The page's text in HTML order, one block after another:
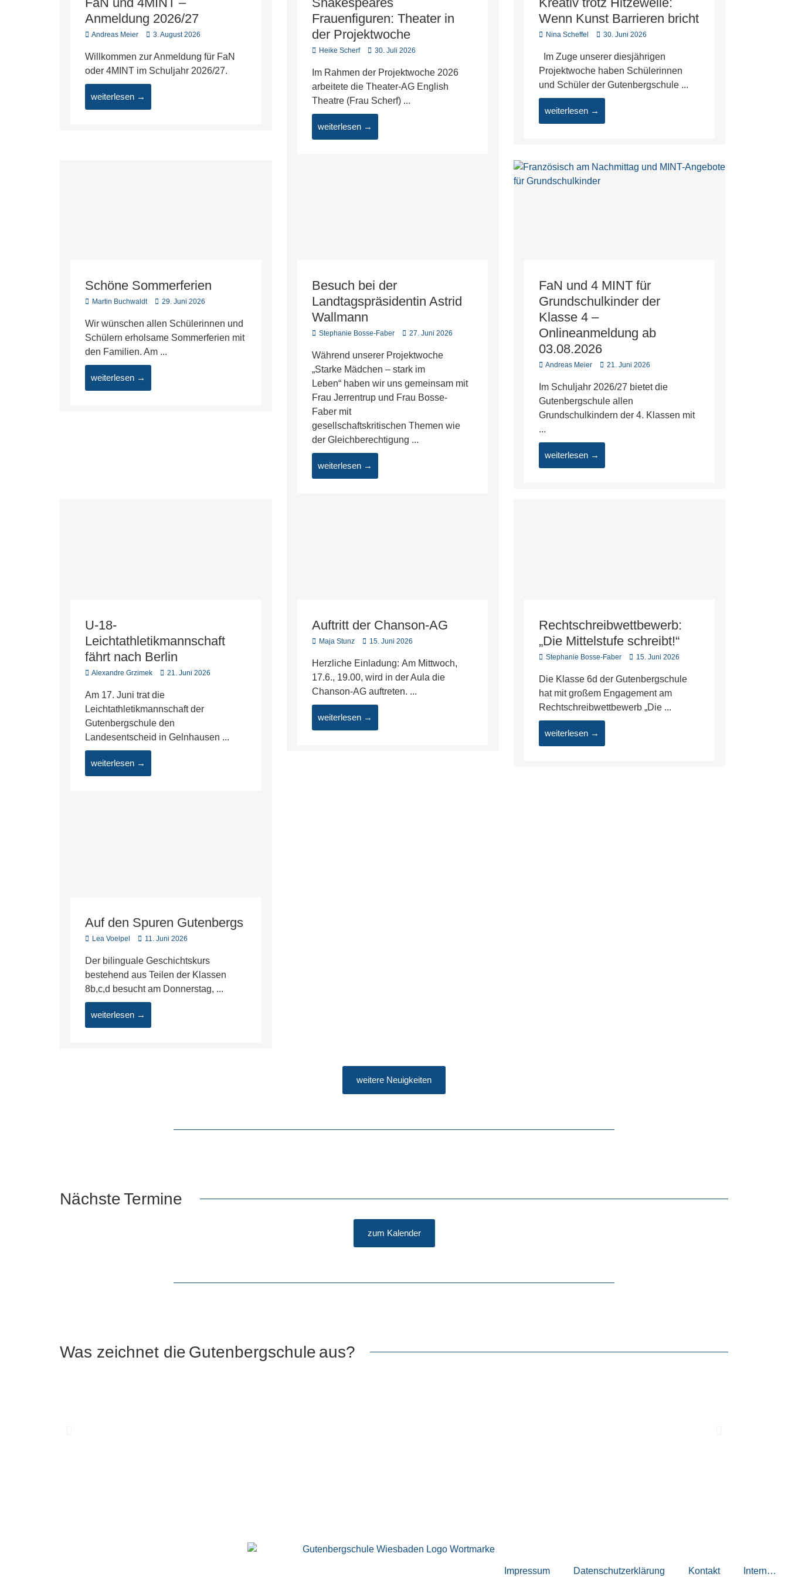
Anmeldung 2026/27
Andreas Meier 3. August 2026
Willkommen zur Anmeldung für FaN
oder 4MINT im Schuljahr 2026/27.
weiterlesen →
Frauenfiguren: Theater in
der Projektwoche
Heike Scherf 30. Juli 2026
Im Rahmen der Projektwoche 2026
arbeitete die Theater-AG English
Theatre (Frau Scherf) ...
weiterlesen →
Wenn Kunst Barrieren bricht
Nina Scheffel 30. Juni 2026
Im Zuge unserer diesjährigen
Projektwoche haben Schülerinnen
und Schüler der Gutenbergschule ...
weiterlesen →
Schöne Sommerferien
Martin Buchwaldt 29. Juni 2026
Wir wünschen allen Schülerinnen und
Schülern erholsame Sommerferien mit
den Familien. Am ...
weiterlesen →
Besuch bei der
Landtagspräsidentin Astrid
Wallmann
Stephanie Bosse-Faber 27. Juni 2026
Während unserer Projektwoche
„Starke Mädchen – stark im
Leben“ haben wir uns gemeinsam mit
Frau Jerrentrup und Frau Bosse-
Faber mit
gesellschaftskritischen Themen wie
der Gleichberechtigung ...
weiterlesen →
FaN und 4 MINT für
Grundschulkinder der
Klasse 4 –
Onlineanmeldung ab
03.08.2026
Andreas Meier 21. Juni 2026
Im Schuljahr 2026/27 bietet die
Gutenbergschule allen
Grundschulkindern der 4. Klassen mit
...
weiterlesen →
U-18-
Leichtathletikmannschaft
fährt nach Berlin
Alexandre Grzimek 21. Juni 2026
Am 17. Juni trat die
Leichtathletikmannschaft der
Gutenbergschule den
Landesentscheid in Gelnhausen ...
weiterlesen →
Auftritt der Chanson-AG
Maja Stunz 15. Juni 2026
Herzliche Einladung: Am Mittwoch,
17.6., 19.00, wird in der Aula die
Chanson-AG auftreten. ...
weiterlesen →
Rechtschreibwettbewerb:
„Die Mittelstufe schreibt!“
Stephanie Bosse-Faber 15. Juni 2026
Die Klasse 6d der Gutenbergschule
hat mit großem Engagement am
Rechtschreibwettbewerb „Die ...
weiterlesen →
Auf den Spuren Gutenbergs
Lea Voelpel 11. Juni 2026
Der bilinguale Geschichtskurs
bestehend aus Teilen der Klassen
8b,c,d besucht am Donnerstag, ...
weiterlesen →
weitere Neuigkeiten
NächsteTermine
zum Kalender
Was zeichnet die Gutenbergschule aus?
Impressum Datenschutzerklärung Kontakt Intern…